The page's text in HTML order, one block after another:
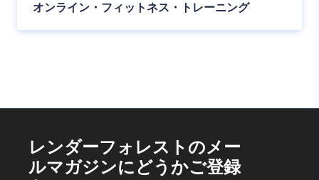
オンライン・フィットネス・トレーニング
レンダーフォレストのメー
ルマガジンにどうかご登録